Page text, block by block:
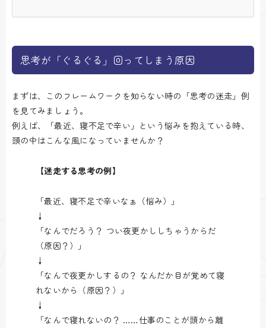
思考が「ぐるぐる」回ってしまう原因
まずは、このフレームワークを知らない時の「思考の迷走」例
を見てみましょう。
例えば、「最近、寝不足で辛い」という悩みを抱えている時、
頭の中はこんな風になっていませんか？
【迷走する思考の例】
「最近、寝不足で辛いなぁ（悩み）」
↓
「なんでだろう？ つい夜更かししちゃうからだ
（原因？）」
↓
「なんで夜更かしするの？ なんだか目が覚めて寝
れないから（原因？）」
↓
「なんで寝れないの？ ……仕事のことが頭から離